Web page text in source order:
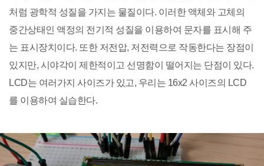
처럼 광학적 성질을 가지는 물질이다. 이러한 액체와 고체의
중간상태인 액정의 전기적 성질을 이용하여 문자를 표시해 주
는 표시장치이다. 또한 저전압, 저전력으로 작동한다는 장점이
있지만, 시야각이 제한적이고 선명함이 떨어지는 단점이 있다.
LCD는 여러가지 사이즈가 있고, 우리는 16x2 사이즈의 LCD
를 이용하여 실습한다.